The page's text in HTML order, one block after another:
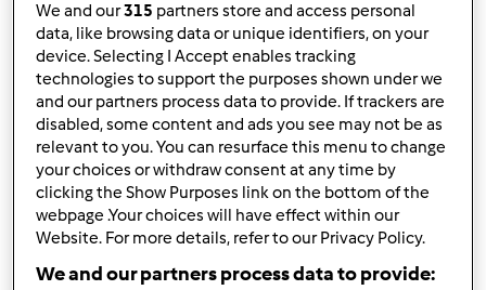
(niezweryfikowany)
pt., 05/10/2013 - 20:29
Witaj
No fakt, jak masz na imie kochana ?
Ciesze sie, ze docenilas TM, ze lubisz gotowac, i ze
dolaczylas do nas
Co gotowalas juz ? Co Ci wychodzi
We and our315 partners store and access personal
data, like browsing data or unique identifiers, on your
device. Selecting I Accept enables tracking
technologies to support the purposes shown under we
and our partners process data to provide. If trackers are
disabled, some content and ads you see may not be as
relevant to you. You can resurface this menu to change
your choices or withdraw consent at any time by
clicking the Show Purposes link on the bottom of the
webpage .Your choices will have effect within our
Website. For more details, refer to our Privacy Policy.
We and our partners process data to provide: